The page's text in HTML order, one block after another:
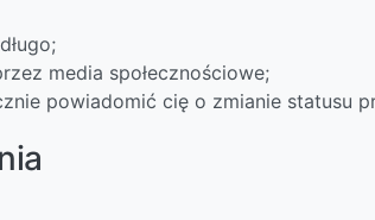
media społecznościowe;
powiadomić cię o zmianie statusu